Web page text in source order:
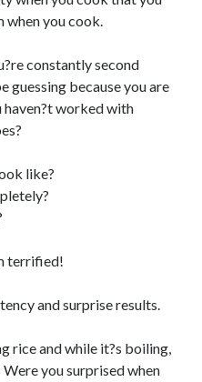
when you cook.
constantly second
guessing because you are
worked with
like?
terrified!
and surprise results.
rice and while it?s boiling,
you surprised when